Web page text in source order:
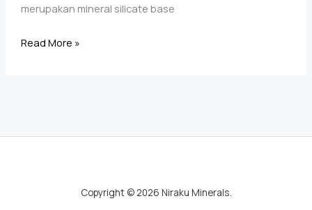
merupakan mineral silicate base
Alumina
Balik
Read More »
Copyright © 2026 Niraku Minerals.